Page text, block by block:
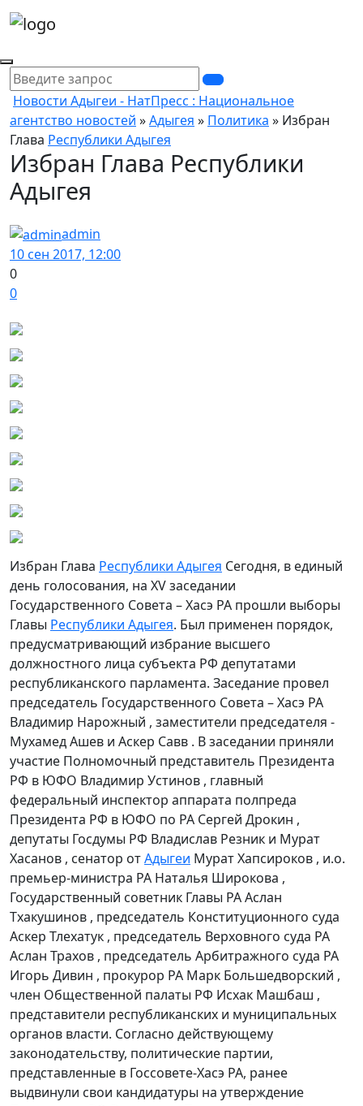
Новости Адыгеи - НатПресс : Национальное
агентство новостей »Адыгея » Политика » Избран
Глава Республики Адыгея
Избран Глава Республики
Адыгея
admin
10 сен 2017, 12:00
0
0
Избран Глава Республики Адыгея Сегодня, в единый
день голосования, на XV заседании
Государственного Совета – Хасэ РА прошли выборы
Главы Республики Адыгея. Был применен порядок,
предусматривающий избрание высшего
должностного лица субъекта РФ депутатами
республиканского парламента. Заседание провел
председатель Государственного Совета – Хасэ РА
Владимир Нарожный , заместители председателя -
Мухамед Ашев и Аскер Савв . В заседании приняли
участие Полномочный представитель Президента
РФ в ЮФО Владимир Устинов , главный
федеральный инспектор аппарата полпреда
Президента РФ в ЮФО по РА Сергей Дрокин ,
депутаты Госдумы РФ Владислав Резник и Мурат
Хасанов , сенатор отАдыгеи Мурат Хапсироков , и.о.
премьер-министра РА Наталья Широкова ,
Государственный советник Главы РА Аслан
Тхакушинов , председатель Конституционного суда
Аскер Тлехатук , председатель Верховного суда РА
Аслан Трахов , председатель Арбитражного суда РА
Игорь Дивин , прокурор РА Марк Большедворский ,
член Общественной палаты РФ Исхак Машбаш ,
представители республиканских и муниципальных
органов власти. Согласно действующему
законодательству, политические партии,
представленные в Госсовете-Хасэ РА, ранее
выдвинули свои кандидатуры на утверждение